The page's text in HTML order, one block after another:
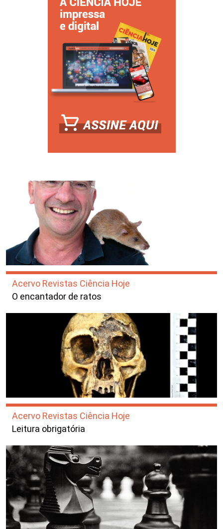
Acervo Revistas Ciência Hoje
O encantador de ratos
Acervo Revistas Ciência Hoje
Leitura obrigatória